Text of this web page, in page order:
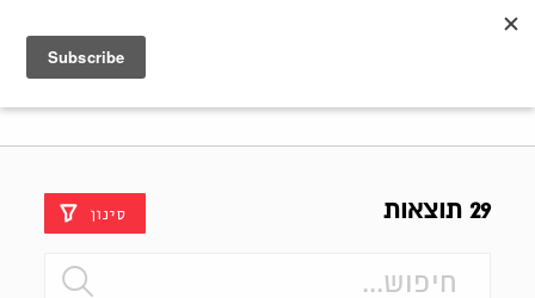
29 תוצאות סינון